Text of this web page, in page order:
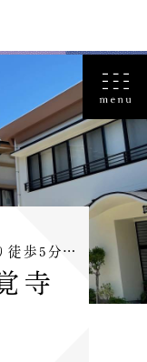
徒歩5分…
寺